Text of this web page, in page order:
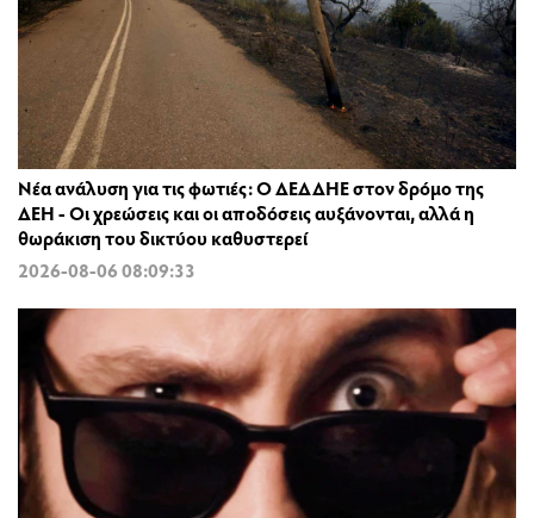
Νέα ανάλυση για τις φωτιές: Ο ΔΕΔΔΗΕ στον δρόμο της
ΔΕΗ - Οι χρεώσεις και οι αποδόσεις αυξάνονται, αλλά η
θωράκιση του δικτύου καθυστερεί
2026-08-06 08:09:33